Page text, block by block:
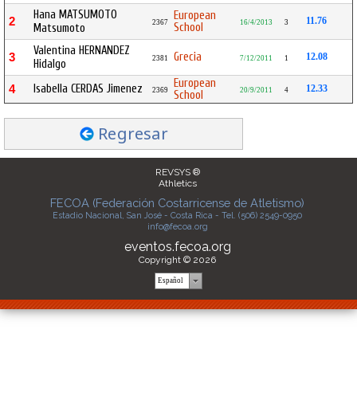
2
Hana MATSUMOTO
Matsumoto
2367
European
School
16/4/2013 3 11.76
3
Valentina HERNANDEZ
Hidalgo
2381 Grecia 7/12/2011 1 12.08
4 Isabella CERDAS Jimenez 2369
European
School
20/9/2011 4 12.33
Regresar
REVSYS ®
Athletics
FECOA (Federación Costarricense de Atletismo)
Estadio Nacional, San José - Costa Rica - Tel. (506) 2549-0950
info@fecoa.org
eventos.fecoa.org
Copyright © 2026